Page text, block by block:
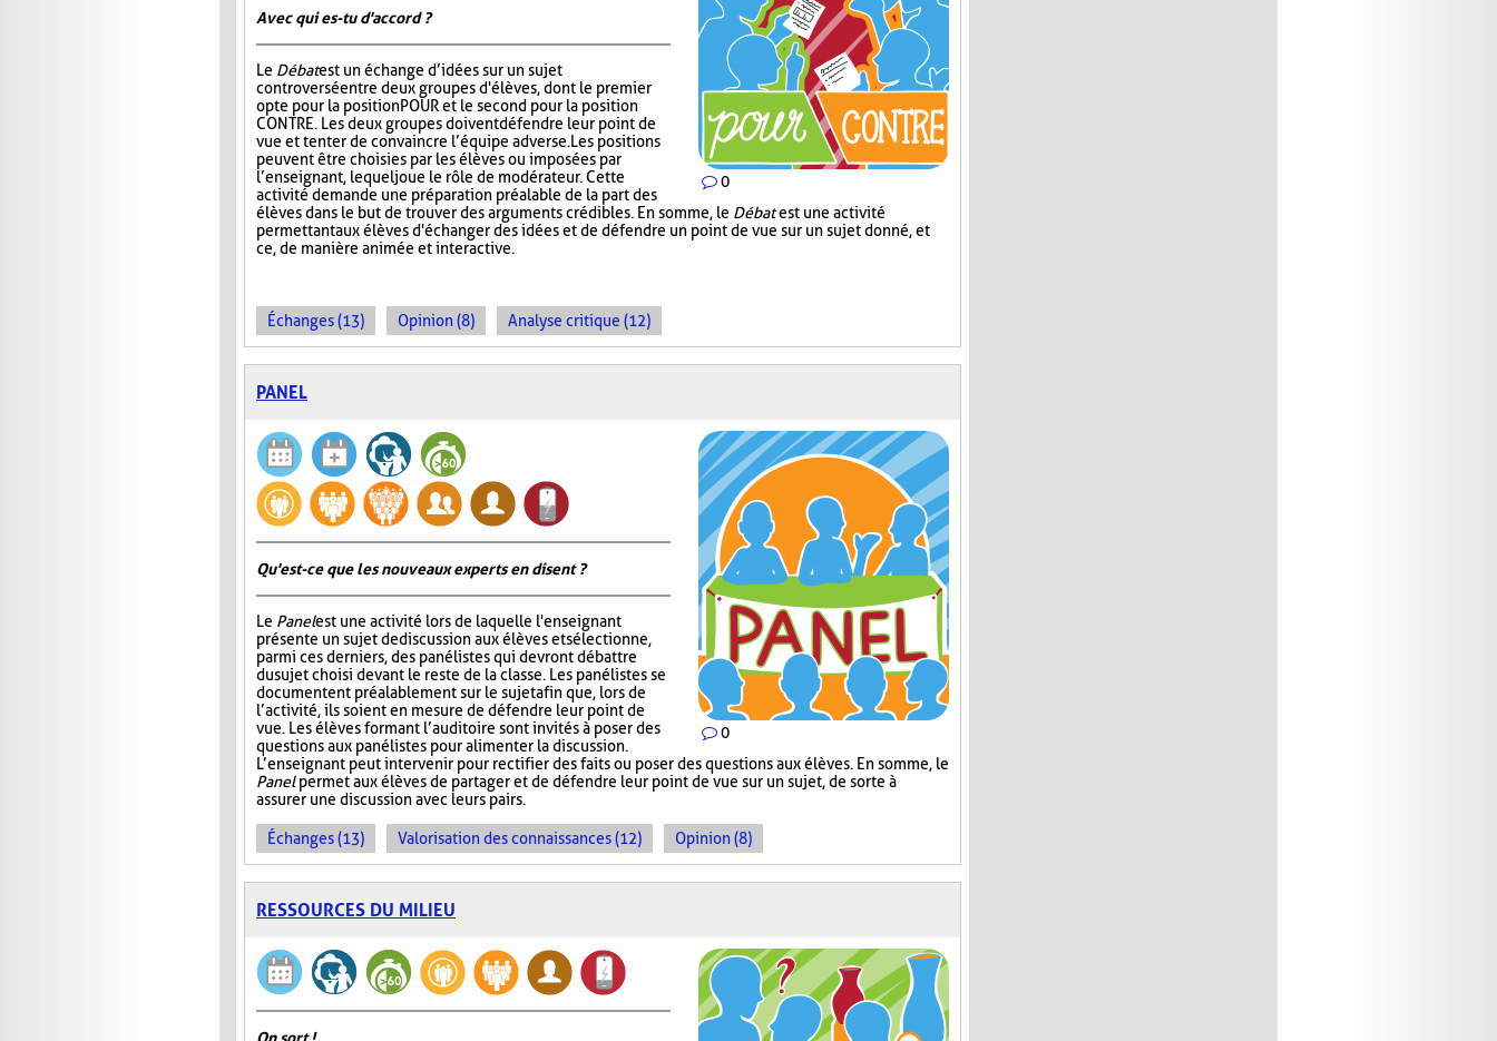
0
Avec qui es-tu d'accord ?
Le Débatest un échange d’idées sur un sujet
controversé entre deux groupes d'élèves, dont le premier
opte pour la position POUR et le second pour la position
CONTRE. Les deux groupes doivent défendre leur point de
vue et tenter de convaincre l’équipe adverse. Les positions
peuvent être choisies par les élèves ou imposées par
l’enseignant, lequel joue le rôle de modérateur. Cette
activité demande une préparation préalable de la part des
élèves dans le but de trouver des arguments crédibles. En somme, le Débatest une activité
permettant aux élèves d'échanger des idées et de défendre un point de vue sur un sujet donné, et
ce, de manière animée et interactive.
Échanges (13) Opinion (8) Analyse critique (12)
PANEL
0
Qu'est-ce que les nouveaux experts en disent ?
Le Panelest une activité lors de laquelle l'enseignant
présente un sujet de discussion aux élèves et sélectionne,
parmi ces derniers, des panélistes qui devront débattre
du sujet choisi devant le reste de la classe. Les panélistes se
documentent préalablement sur le sujet afin que, lors de
l’activité, ils soient en mesure de défendre leur point de
vue. Les élèves formant l’auditoire sont invités à poser des
questions aux panélistes pour alimenter la discussion.
L’enseignant peut intervenir pour rectifier des faits ou poser des questions aux élèves. En somme, le
Panelpermet aux élèves de partager et de défendre leur point de vue sur un sujet, de sorte à
assurer une discussion avec leurs pairs.
Échanges (13) Valorisation des connaissances (12) Opinion (8)
RESSOURCES DU MILIEU